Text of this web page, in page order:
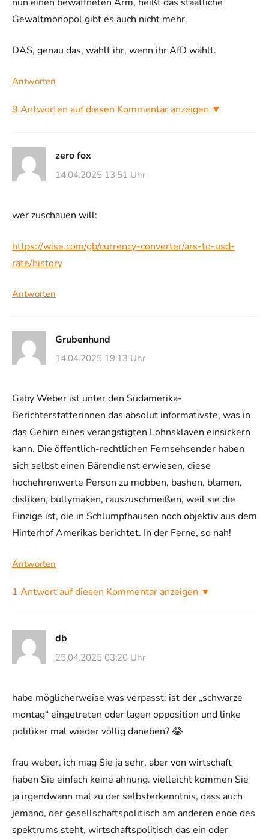
Gewaltmonopol gibt es auch nicht mehr.
DAS, genau das, wählt ihr, wenn ihr AfD wählt.
Antworten
9 Antworten auf diesen Kommentar anzeigen ▼
zero fox
14.04.2025 13:51 Uhr
wer zuschauen will:
https://wise.com/gb/currency-converter/ars-to-usd-
rate/history
Antworten
Grubenhund
14.04.2025 19:13 Uhr
Gaby Weber ist unter den Südamerika-
Berichterstatterinnen das absolut informativste, was in
das Gehirn eines verängstigten Lohnsklaven einsickern
kann. Die öffentlich-rechtlichen Fernsehsender haben
sich selbst einen Bärendienst erwiesen, diese
hochehrenwerte Person zu mobben, bashen, blamen,
disliken, bullymaken, rauszuschmeißen, weil sie die
Einzige ist, die in Schlumpfhausen noch objektiv aus dem
Hinterhof Amerikas berichtet. In der Ferne, so nah!
Antworten
1 Antwort auf diesen Kommentar anzeigen ▼
db
25.04.2025 03:20 Uhr
habe möglicherweise was verpasst: ist der „schwarze
montag“ eingetreten oder lagen opposition und linke
politiker mal wieder völlig daneben? 😂
frau weber, ich mag Sie ja sehr, aber von wirtschaft
haben Sie einfach keine ahnung. vielleicht kommen Sie
ja irgendwann mal zu der selbsterkenntnis, dass auch
jemand, der gesellschaftspolitisch am anderen ende des
spektrums steht, wirtschaftspolitisch das ein oder